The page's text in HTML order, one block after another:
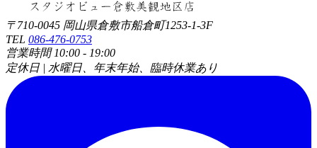
〒710-0045 岡山県倉敷市船倉町1253-1-3F
TEL 086-476-0753
営業時間 10:00 - 19:00
定休日 | 水曜日、年末年始、臨時休業あり